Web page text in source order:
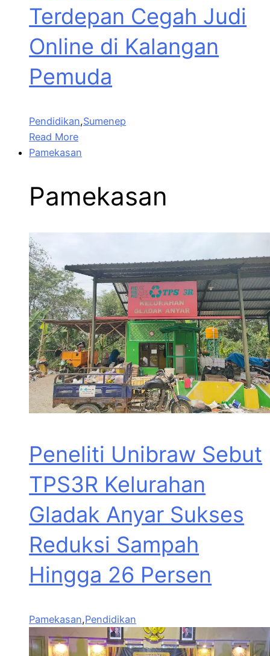
Terdepan Cegah Judi
Online di Kalangan
Pemuda
Pendidikan,Sumenep
Read More
Pamekasan
Pamekasan
Peneliti Unibraw Sebut
TPS3R Kelurahan
Gladak Anyar Sukses
Reduksi Sampah
Hingga 26 Persen
Pamekasan,Pendidikan